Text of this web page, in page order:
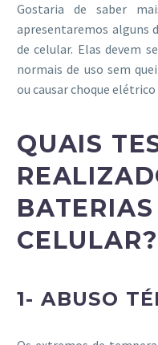
Gostaria de saber
apresentaremos alguns
de celular. Elas devem
normais de uso sem
ou causar choque
QUAIS
CELULAR?
1- ABUSO